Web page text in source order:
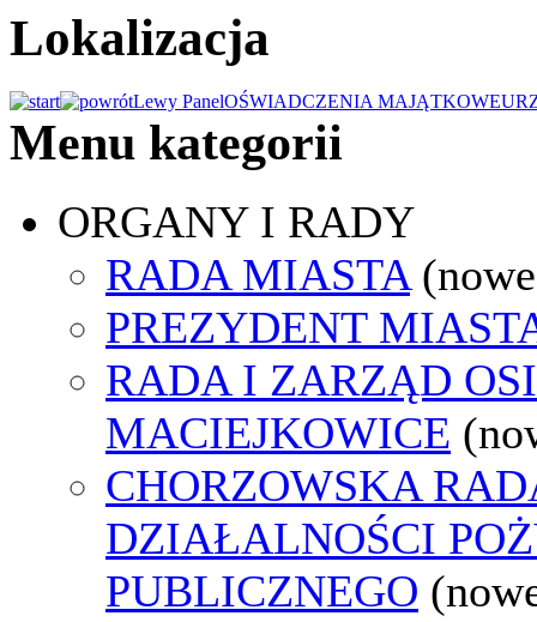
Lokalizacja
Lewy PanelOŚWIADCZENIA MAJĄTKOWE
Menu kategorii
ORGANY I RADY
RADA MIASTA
PREZYDENT
RADA I ZARZĄD
MACIEJKOWICE
CHORZOWSKA
DZIAŁALNOŚCI
PUBLICZNEGO